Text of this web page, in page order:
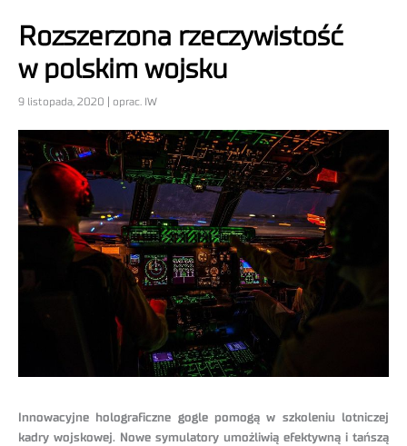
Rozszerzona rzeczywistość
w polskim wojsku
9 listopada, 2020 | oprac. IW
Innowacyjne holograficzne gogle pomogą w szkoleniu lotniczej
kadry wojskowej. Nowe symulatory umożliwią efektywną i tańszą